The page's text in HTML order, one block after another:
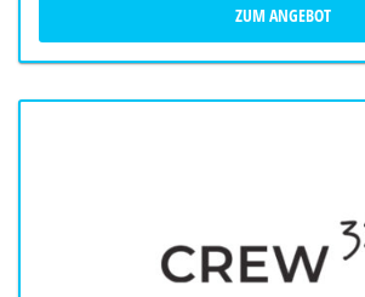
ZUM ANGEBOT